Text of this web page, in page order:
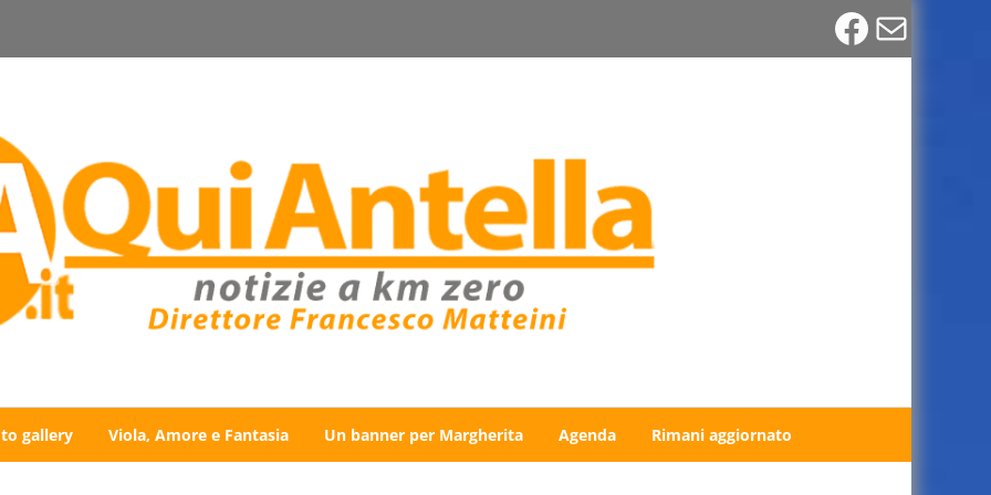
Email
gallery Viola, Amore e Fantasia Un banner per Margherita Agenda Rimani aggiornato